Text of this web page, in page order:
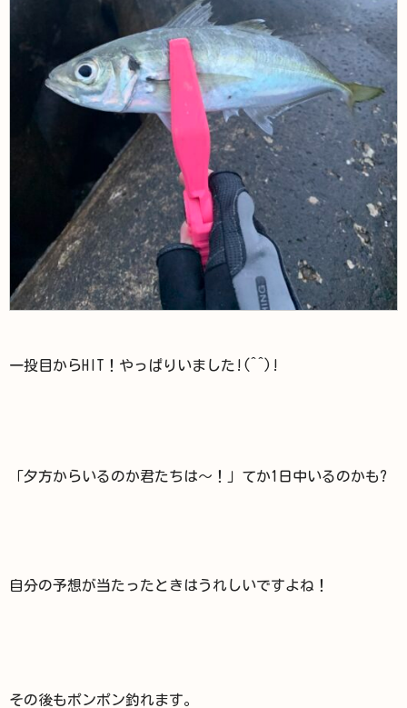
一投目からHIT！やっぱりいました!(^^)!
「夕方からいるのか君たちは～！」てか1日中いるのかも?
自分の予想が当たったときはうれしいですよね！
その後もポンポン釣れます。